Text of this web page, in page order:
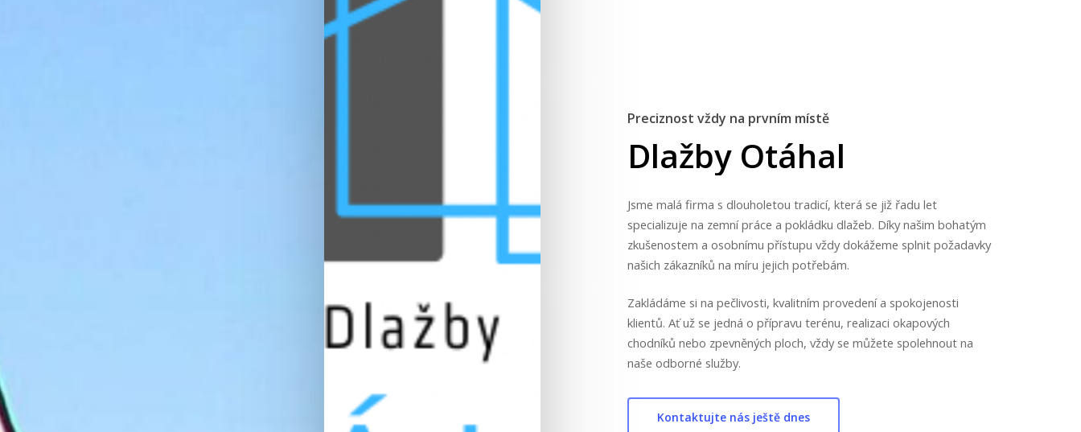
Preciznost vždy na prvním místě
Dlažby Otáhal
Jsme malá firma s dlouholetou tradicí, která se již řadu let
specializuje na zemní práce a pokládku dlažeb. Díky našim bohatým
zkušenostem a osobnímu přístupu vždy dokážeme splnit požadavky
našich zákazníků na míru jejich potřebám.
Zakládáme si na pečlivosti, kvalitním provedení a spokojenosti
klientů. Ať už se jedná o přípravu terénu, realizaci okapových
chodníků nebo zpevněných ploch, vždy se můžete spolehnout na
naše odborné služby.
Kontaktujte nás ještě dnes